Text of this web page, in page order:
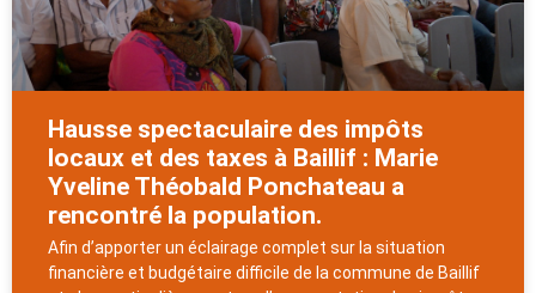
Hausse spectaculaire des impôts
locaux et des taxes à Baillif : Marie
Yveline Théobald Ponchateau a
rencontré la population.
Afin d’apporter un éclairage complet sur la situation
financière et budgétaire difficile de la commune de Baillif